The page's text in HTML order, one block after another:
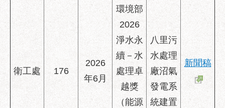
府
開
優
事
衛工處 176
2026
年6月
環境部
2026
淨水永
續－水
處理卓
越獎
（能源
八里污
水處理
廠沼氣
發電系
統建置
新聞稿